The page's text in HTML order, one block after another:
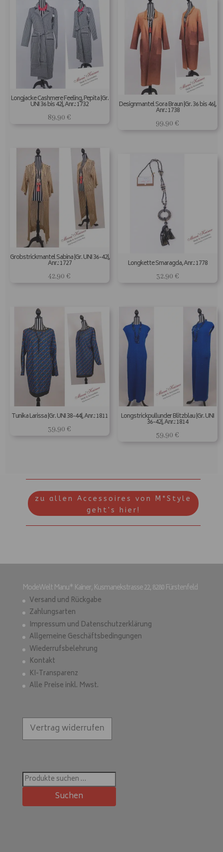
Longjacke Cashmere Feeling, Pepita |Gr.
UNI 36 bis 42|, Anr.: 1732
89,90 €
Designmantel Sora Braun |Gr. 36 bis 46|,
Anr.: 1738
99,90 €
Grobstrickmantel Sabina |Gr. UNI 36-42|,
Anr.: 1727
42,90 €
Longkette Smaragda, Anr.: 1778
32,90 €
Tunika Larissa |Gr. UNI 38-44|, Anr.: 1811
39,90 €
Longstrickpullunder Blitzblau |Gr. UNI
36-42|, Anr.: 1814
59,90 €
zu allen Accessoires von M*Style
geht's hier!
ModeWelt Manu* Kainer, Kusmanekstrasse 22, 8280 Fürstenfeld
Versand und Rückgabe
Zahlungsarten
Impressum und Datenschutzerklärung
Allgemeine Geschäftsbedingungen
Wiederrufsbelehrung
Kontakt
KI-Transparenz
Alle Preise inkl. Mwst.
Vertrag widerrufen
Suchen
nach:
Suchen